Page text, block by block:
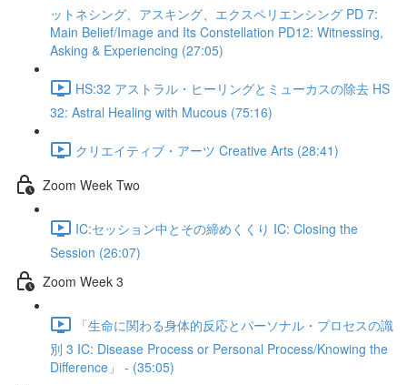
ットネシング、アスキング、エクスペリエンシング PD 7:
Main Belief/Image and Its Constellation PD12: Witnessing,
Asking & Experiencing (27:05)
HS:32 アストラル・ヒーリングとミューカスの除去 HS
32: Astral Healing with Mucous (75:16)
クリエイティブ・アーツ Creative Arts (28:41)
Zoom Week Two
IC:セッション中とその締めくくり IC: Closing the
Session (26:07)
Zoom Week 3
「生命に関わる身体的反応とパーソナル・プロセスの識
別 3 IC: Disease Process or Personal Process/Knowing the
Difference」 - (35:05)